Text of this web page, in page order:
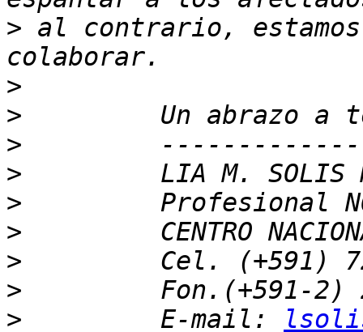
> al contrario,
>
>
>
>
>
>
>
>
>
         E-mail: